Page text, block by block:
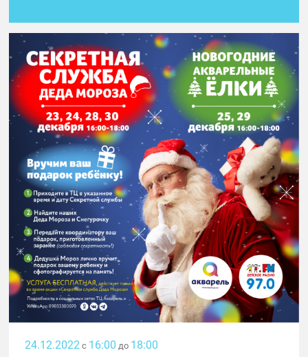
24.12.2022 с 16:00 до 18:00